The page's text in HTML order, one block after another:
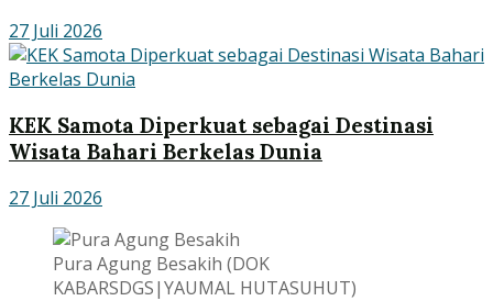
27 Juli 2026
KEK Samota Diperkuat sebagai Destinasi
Wisata Bahari Berkelas Dunia
27 Juli 2026
Pura Agung Besakih (DOK
KABARSDGS|YAUMAL HUTASUHUT)